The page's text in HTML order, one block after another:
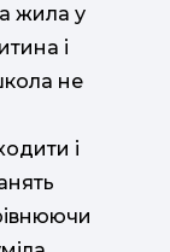
жила у
і
не
і